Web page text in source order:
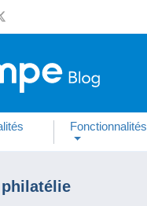
Fonctionnalités